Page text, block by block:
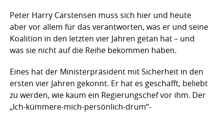
Peter Harry Carstensen muss sich hier und heute
aber vor allem für das verantworten, was er und seine
Koalition in den letzten vier Jahren getan hat – und
was sie nicht auf die Reihe bekommen haben.
Eines hat der Ministerpräsident mit Sicherheit in den
ersten vier Jahren gekonnt. Er hat es geschafft, beliebt
zu werden, wie kaum ein Regierungschef vor ihm. Der
„Ich-kümmere-mich-persönlich-drum“-